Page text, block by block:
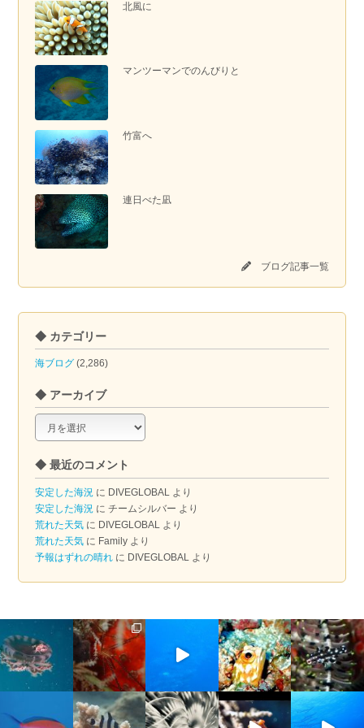
北風に
マンツーマンでのんびりと
竹富へ
連日べた凪
ブログ記事一覧
◆ カテゴリー
海ブログ (2,286)
◆ アーカイブ
ア
カ
イ
ブ
◆ 最近のコメント
安定した海況 に DIVEGLOBAL
より
安定した海況 にチームシルバー より
荒れた天気 に DIVEGLOBAL
より
荒れた天気 に Family より
予報はずれの晴れ に DIVEGLOBAL より